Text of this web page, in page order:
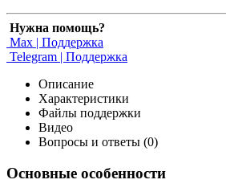
Нужна помощь?
Max | Поддержка
Telegram | Поддержка
Описание
Характеристики
Файлы поддержки
Видео
Вопросы и ответы (0)
Основные особенности